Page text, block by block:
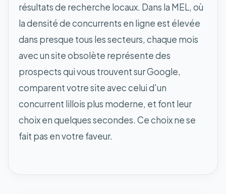
résultats de recherche locaux. Dans la MEL, où
la densité de concurrents en ligne est élevée
dans presque tous les secteurs, chaque mois
avec un site obsolète représente des
prospects qui vous trouvent sur Google,
comparent votre site avec celui d'un
concurrent lillois plus moderne, et font leur
choix en quelques secondes. Ce choix ne se
fait pas en votre faveur.